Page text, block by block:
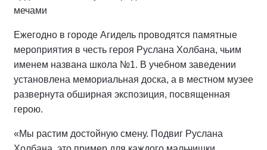
мечами
Ежегодно в городе Агидель проводятся памятные
мероприятия в честь героя Руслана Холбана, чьим
именем названа школа №1. В учебном заведении
установлена мемориальная доска, а в местном музее
развернута обширная экспозиция, посвященная
герою.
«Мы растим достойную смену. Подвиг Руслана